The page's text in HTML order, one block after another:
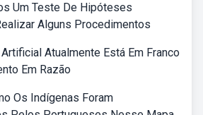
Um Teste De Hipóteses
Alguns Procedimentos
Atualmente Está Em Franco
Em Razão
Os Indígenas Foram